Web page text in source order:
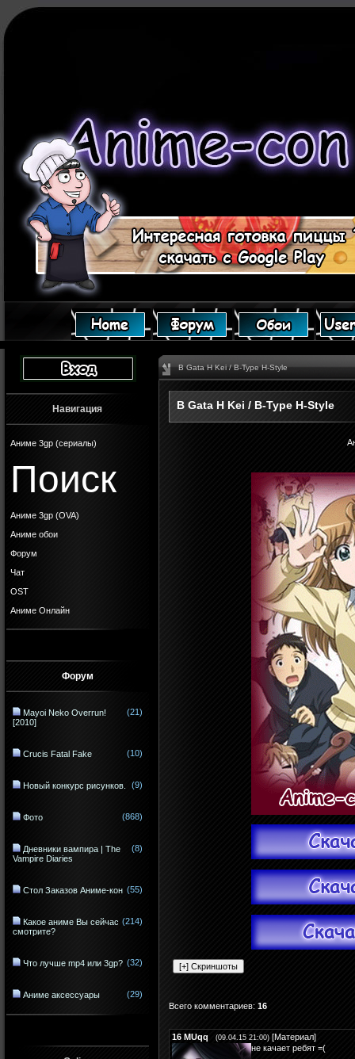
Навигация
Аниме 3gp (сериалы)
Поиск
Аниме 3gp (OVA)
Аниме обои
Форум
Чат
OST
Аниме Онлайн
Форум
Mayoi Neko Overrun!
[2010]
(21)
Crucis Fatal Fake (10)
Новый конкурс рисунков. (9)
Фото (868)
Дневники вампира | The
Vampire Diaries
(8)
Стол Заказов Аниме-кон (55)
Какое аниме Вы сейчас
смотрите?
(214)
Что лучше mp4 или 3gp? (32)
Аниме аксессуары (29)
B Gata H Kei / B-Type H-Style
B Gata H Kei / B-Type H-Style
Всего комментариев: 16
16 MUqq (09.04.15 21:00) [Материал]
не качает ребят =(